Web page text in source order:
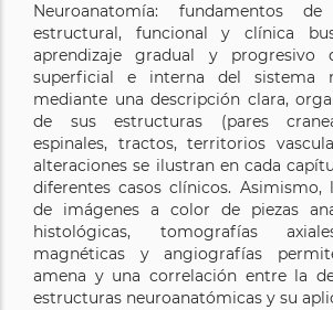
Neuroanatomía: fundamentos de
estructural, funcional y clínica
aprendizaje gradual y progresivo
superficial e interna del sistema
mediante una descripción clara,
de sus estructuras (pares
espinales, tractos, territorios
alteraciones se ilustran en cada
diferentes casos clínicos.
de imágenes a color de piezas
histológicas, tomografías
magnéticas y angiografías
amena y una correlación entre la
estructuras neuroanatómicas y su